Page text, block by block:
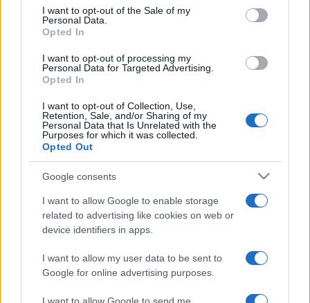
consent section.
I want to opt-out of the Sale of my
Personal Data.
Opted In
I want to opt-out of processing my
Personal Data for Targeted Advertising.
Opted In
I want to opt-out of Collection, Use,
Retention, Sale, and/or Sharing of my
Personal Data that Is Unrelated with the
Purposes for which it was collected.
Opted Out
Google consents
I want to allow Google to enable storage
related to advertising like cookies on web or
device identifiers in apps.
I want to allow my user data to be sent to
Google for online advertising purposes.
Koinónia Kiadónál megjelent Víg Toportyán című
gyermekverskötetét dedikálta. A könyvünnep egyik
közkedvelt hagyományos kiadványában, a Magvető Kiadó
Szép Versek 2005 című antológiájában is találkozhatunk
Népujság - Marosvásárhely
Kapcsolódó:
Kovács András Ferenc